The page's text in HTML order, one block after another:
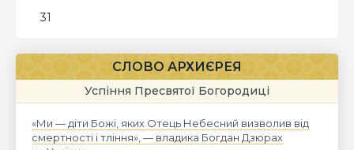
31
СЛОВО АРХИЄРЕЯ
Успіння Пресвятої Богородиці
«Ми — діти Божі, яких Отець Небесний визволив від
смертності і тління», — владика Богдан Дзюрах